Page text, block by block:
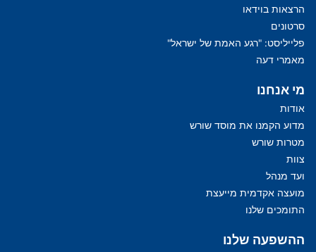
הרצאות בוידאו
סרטונים
פלייליסט: "רגע האמת של ישראל"
מאמרי דעה
מי אנחנו
אודות
מדוע הקמנו את מוסד שורש
מטרות שורש
צוות
ועד מנהל
מועצה אקדמית מייעצת
התומכים שלנו
ההשפעה שלנו